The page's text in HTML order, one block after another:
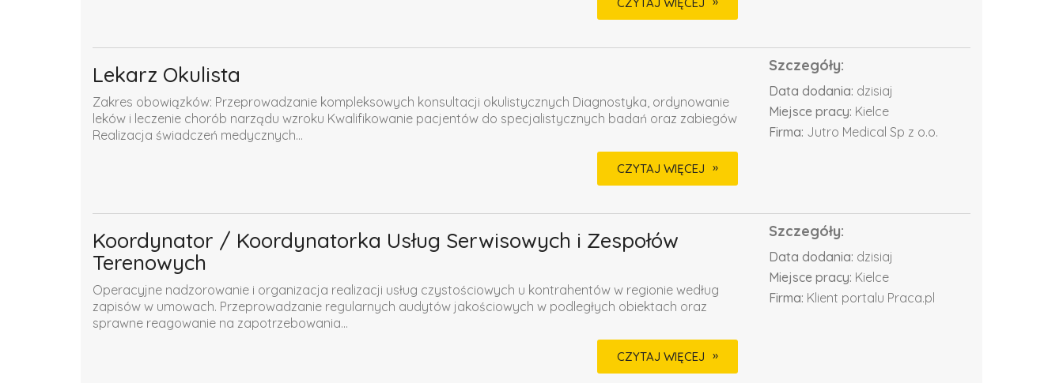
CZYTAJ WIĘCEJ
Lekarz Okulista
Zakres obowiązków: Przeprowadzanie kompleksowych konsultacji okulistycznych Diagnostyka, ordynowanie
leków i leczenie chorób narządu wzroku Kwalifikowanie pacjentów do specjalistycznych badań oraz zabiegów
Realizacja świadczeń medycznych...
Szczegóły:
Data dodania: dzisiaj
Miejsce pracy: Kielce
Firma: Jutro Medical Sp z o.o.
CZYTAJ WIĘCEJ
Koordynator / Koordynatorka Usług Serwisowych i Zespołów
Terenowych
Operacyjne nadzorowanie i organizacja realizacji usług czystościowych u kontrahentów w regionie według
zapisów w umowach. Przeprowadzanie regularnych audytów jakościowych w podległych obiektach oraz
sprawne reagowanie na zapotrzebowania...
Szczegóły:
Data dodania: dzisiaj
Miejsce pracy: Kielce
Firma: Klient portalu Praca.pl
CZYTAJ WIĘCEJ